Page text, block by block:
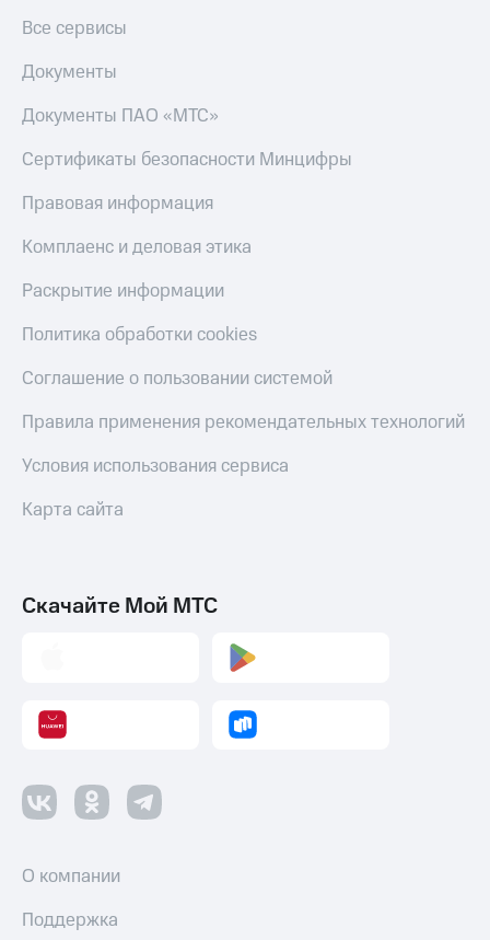
Все сервисы
Документы
Документы ПАО «МТС»
Сертификаты безопасности Минцифры
Правовая информация
Комплаенс и деловая этика
Раскрытие информации
Политика обработки cookies
Соглашение о пользовании системой
Правила применения рекомендательных технологий
Условия использования сервиса
Карта сайта
Скачайте Мой МТС
О компании
Поддержка